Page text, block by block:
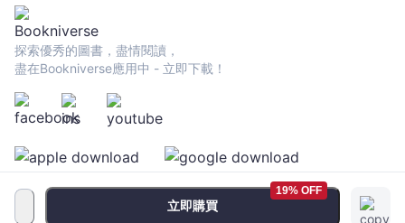
立即購買
19% OFF
探索優秀的圖書，盡情閱讀，
盡在Bookniverse應用中 - 立即下載！